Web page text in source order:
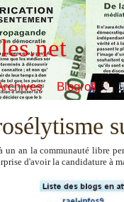
Blogroll
un an la communauté libre
d'avoir la candidature à